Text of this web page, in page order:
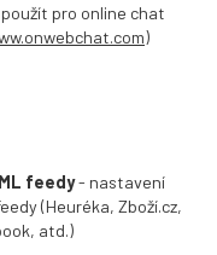
pro online chat
)
feedy- nastavení
(Heuréka, Zboží.cz,
atd.)